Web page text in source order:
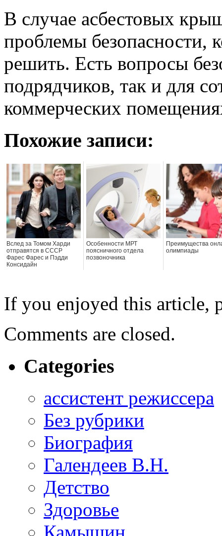
В случае асбестовых
проблемы безопасности,
решить. Есть вопросы
подрядчиков, так и для
коммерческих
Похожие записи:
Вслед за Томом Харди
отправятся в СССР
Фарес Фарес и Пэдди
Консидайн
Особенности МРТ
поясничного отдела
позвоночника
Преимущества
олимпиады
If you enjoyed this article,
Comments are closed.
Categories
ассистент режиссера
Без рубрики
Биография
Галендеев В.Н.
Детство
Здоровье